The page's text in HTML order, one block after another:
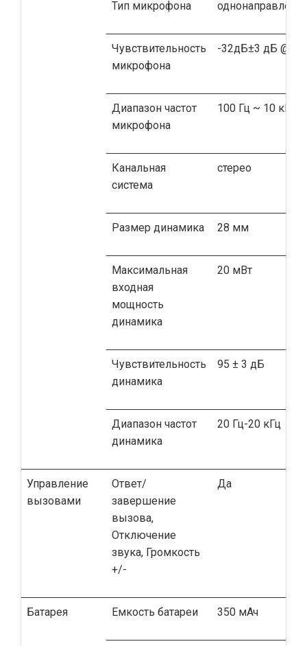
Тип микрофона
Чувствительность
микрофона
-32дБ±3 дБ
Диапазон частот
микрофона
100 Гц ~ 10 кГц
Канальная
система
стерео
Размер динамика 28 мм
Максимальная
входная
мощность
динамика
20 мВт
Чувствительность
динамика
95 ± 3 дБ
Диапазон частот
динамика
20 Гц-20 кГц
Управление
вызовами
Ответ/
завершение
вызова,
Отключение
звука, Громкость
+/-
Да
Батарея Емкость батареи 350 мАч